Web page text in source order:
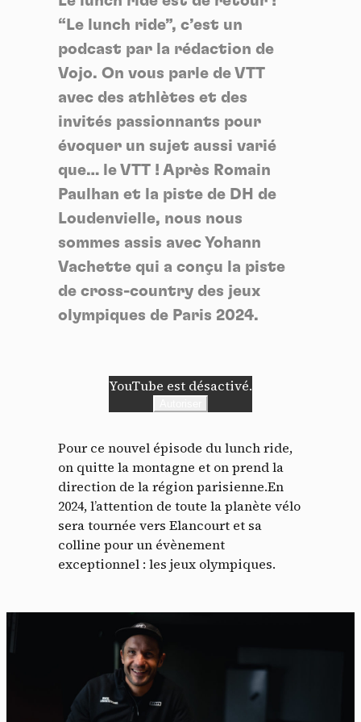
“Le lunch ride”, c’est un
podcast par la rédaction de
Vojo. On vous parle de VTT
avec des athlètes et des
invités passionnants pour
évoquer un sujet aussi varié
que… le VTT ! Après Romain
Paulhan et la piste de DH de
Loudenvielle, nous nous
sommes assis avec Yohann
Vachette qui a conçu la piste
de cross-country des jeux
olympiques de Paris 2024.
YouTube est désactivé.
Pour ce nouvel épisode du lunch ride,
on quitte la montagne et on prend la
direction de la région parisienne.En
2024, l’attention de toute la planète vélo
sera tournée vers Elancourt et sa
colline pour un évènement
exceptionnel : les jeux olympiques.